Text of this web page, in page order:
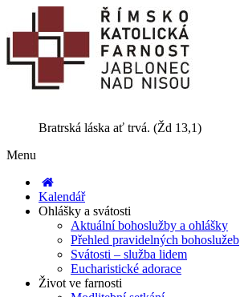
Bratrská láska ať trvá. (Žd 13,1)
Menu
Kalendář
Ohlášky a svátosti
Aktuální bohoslužby a ohlášky
Přehled pravidelných bohoslužeb
Svátosti – služba lidem
Eucharistické adorace
Život ve farnosti